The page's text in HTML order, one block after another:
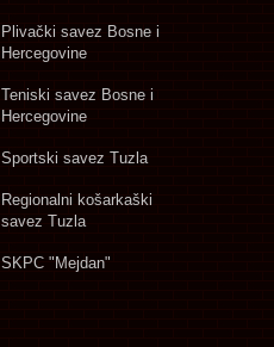
Plivački savez Bosne i
Hercegovine
Teniski savez Bosne i
Hercegovine
Sportski savez Tuzla
Regionalni košarkaški
savez Tuzla
SKPC "Mejdan"